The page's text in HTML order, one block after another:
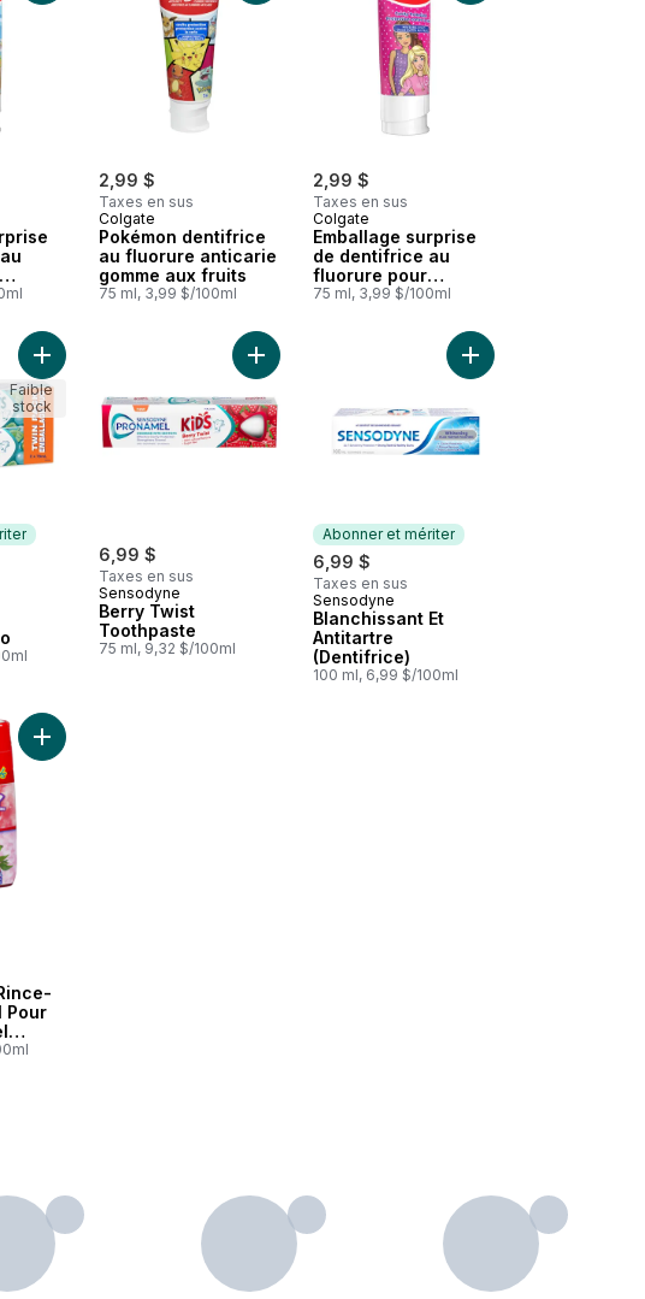
aux
2,99 $
Taxes en sus
Colgate
Pokémon dentifrice
au fluorure anticarie
gomme aux fruits
75 ml, 3,99 $/100ml
2,99 $
Taxes en sus
Colgate
Emballage surprise
de dentifrice au
fluorure pour
enfants, gomme aux
75 ml, 3,99 $/100ml
gomme aux fruits au panier
anticarie pour enfants, saveur Gel étincelant au panier
Ajouter Pour Enfants Emballage Duo au panier
Faible
stock
6,99 $
Taxes en sus
Sensodyne
Berry Twist
Toothpaste
75 ml, 9,32 $/100ml
Ajouter Berry Twist Toothpaste au panier
Abonner et mériter
6,99 $
Taxes en sus
Abonner et mériter
Sensodyne
Blanchissant Et
Antitartre
(Dentifrice)
100 ml, 6,99 $/100ml
Ajouter Blanchissant
Patrol Pour Enfants au panier
Protection contre la carie Menthe fraîche au panier
Pour
Ajouter Dentifrice Et Rince-Bouche 2 En 1 Pour Enfants En Gel Liquide